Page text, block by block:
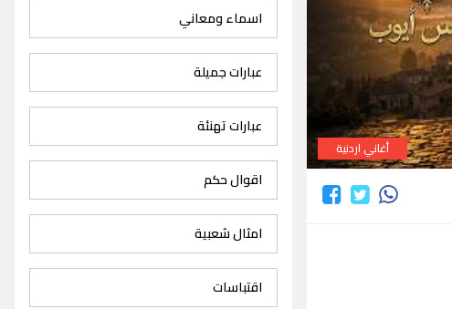
أغاني اردنية
اسماء ومعاني
عبارات جميلة
عبارات تهنئة
اقوال حكم
امثال شعبية
اقتباسات